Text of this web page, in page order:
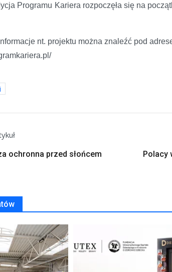
Programu Kariera rozpoczęła się na
nt. projektu można znaleźć pod
ochronna przed słońcem
Polacy